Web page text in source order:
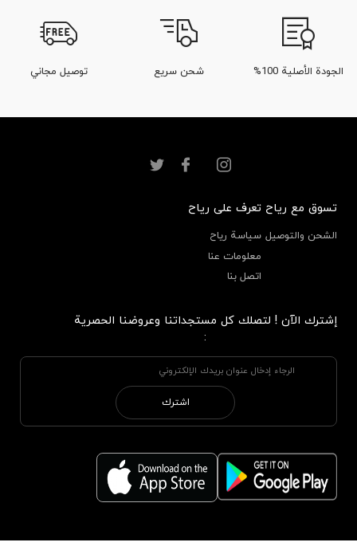
الجودة الأصلية 100% شحن سريع توصيل مجاني
تسوق مع رياح
الشحن والتوصيل
تعرف على رياح
سياسة رياح
معلومات عنا
اتصل بنا
إشترك الآن ! لتصلك كل مستجداتنا وعروضنا الحصرية
:
اشترك